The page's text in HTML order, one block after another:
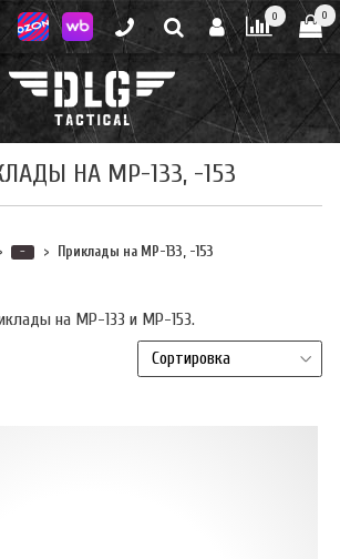
0 0
НА МР-133, -153
- Приклады на МР-133, -153
на МР-133 и МР-153.